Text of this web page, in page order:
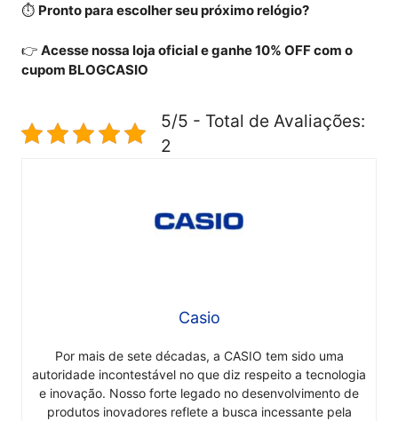
⏱️ Pronto para escolher seu próximo relógio?
👉 Acesse nossa loja oficial e ganhe 10% OFF com o
cupom BLOGCASIO
5/5 - Total de Avaliações:
2
Casio
Por mais de sete décadas, a CASIO tem sido uma
autoridade incontestável no que diz respeito a tecnologia
e inovação. Nosso forte legado no desenvolvimento de
produtos inovadores reflete a busca incessante pela